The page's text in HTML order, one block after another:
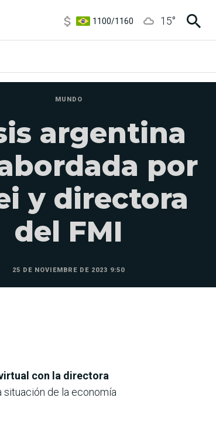
1100/1160
15°
MUNDO
argentina
por
y directora
del FMI
25 DE NOVIEMBRE DE 2023 9:50
con la directora
situación de la economía